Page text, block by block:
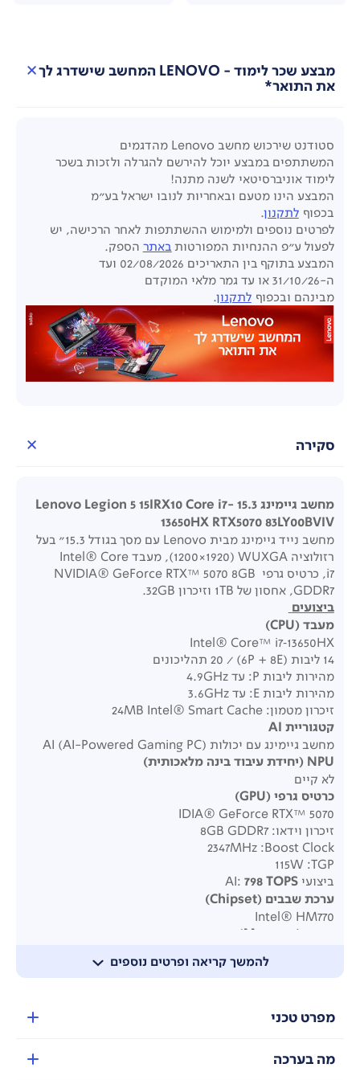
מבצע שכר לימוד - LENOVO המחשב שישדרג לך
את התואר*
סטודנט שירכוש מחשב Lenovo מהדגמים
המשתתפים במבצע יוכל להירשם להגרלה ולזכות בשכר
לימוד אוניברסיטאי לשנה מתנה!
המבצע הינו מטעם ובאחריות לנובו ישראל בע"מ
בכפוף לתקנון.
לפרטים נוספים ולמימוש ההשתתפות לאחר הרכישה, יש
לפעול ע"פ ההנחיות המפורטות באתר הספק.
המבצע בתוקף בין התאריכים 02/08/2026 ועד
ה-31/10/26
או עד גמר מלאי המוקדם
מבינהם ובכפוף לתקנון.
סקירה
להמשך קריאה ופרטים נוספים
מחשב גיימינג 15.3 Lenovo Legion 5 15IRX10 Core i7-
13650HX RTX5070 83LY00BVIV
מחשב נייד גיימינג מבית Lenovo עם מסך בגודל 15.3" בעל
רזולוציה WUXGA
‏(1920×1200
), מעבד Intel® Core
i7, כרטיס גרפי NVIDIA® GeForce RTX™ 5070 8GB
GDDR7, אחסון של 1TB וזיכרון 32GB.
ביצועים
מעבד(CPU)
Intel® Core™ i7‑13650HX
14 ליבות (6P + 8E) / ‏20 תהליכונים
מהירות ליבות P: עד ‎4.9GHz
מהירות ליבות E: עד ‎3.6GHz
זיכרון מטמון:24MB Intel® Smart Cache
קטגוריית
מחשב גיימינג עם יכולות AI (AI-Powered Gaming PC)
NPU ( יחידת עיבוד בינה מלאכותית)
לא קיים
כרטיס גרפי(GPU)
IDIA® GeForce RTX™ 5070
זיכרון וידאו:8GB GDDR7
Boost Clock: ‏2347MHz
TGP: ‏115W
ביצועי AI:798 TOPS
ערכת שבבים (Chipset)
Intel® HM770
(Memory)
Dual‑Channel
זיכרון מקסימלי
אחסון(Storage)
מפרט טכני
מה בערכה